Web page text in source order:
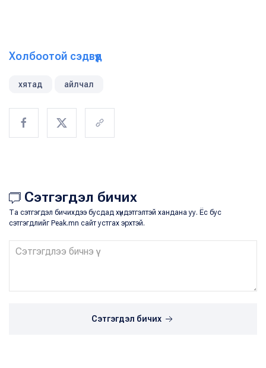
Холбоотой сэдвүүд
хятад айлчал
Сэтгэгдэл бичих
Та сэтгэгдэл бичихдээ бусдад хүндэтгэлтэй хандана уу. Ёс бус
сэтгэгдлийг Peak.mn сайт устгах эрхтэй.
Сэтгэгдэл бичих